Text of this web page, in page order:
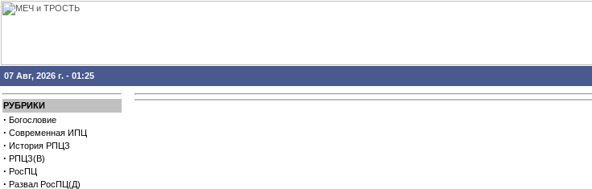
07 Авг, 2026 г. - 01:25
РУБРИКИ
· Богословие
· Современная ИПЦ
· История РПЦЗ
· РПЦЗ(В)
· РосПЦ
· Развал РосПЦ(Д)